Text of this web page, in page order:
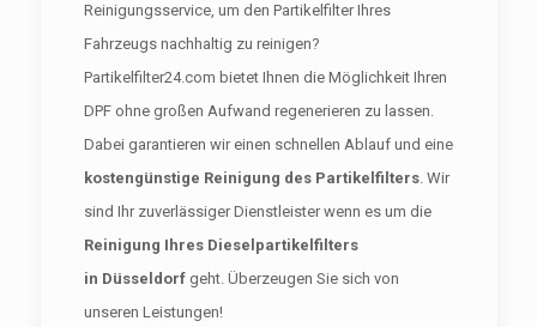
Reinigungsservice, um den Partikelfilter Ihres
Fahrzeugs nachhaltig zu reinigen?
Partikelfilter24.com bietet Ihnen die Möglichkeit Ihren
DPF ohne großen Aufwand regenerieren zu lassen.
Dabei garantieren wir einen schnellen Ablauf und eine
kostengünstige Reinigung des Partikelfilters. Wir
sind Ihr zuverlässiger Dienstleister wenn es um die
Reinigung Ihres Dieselpartikelfilters
in Düsseldorfgeht. Überzeugen Sie sich von
unseren Leistungen!